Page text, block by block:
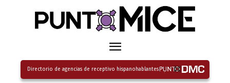
Directorio de agencias de receptivo hispanohablantes